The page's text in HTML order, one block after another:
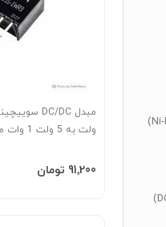
ولت به 5 ولت 1 وات مدل B0505S
‎91٬200 تومان
افزودن به سبد